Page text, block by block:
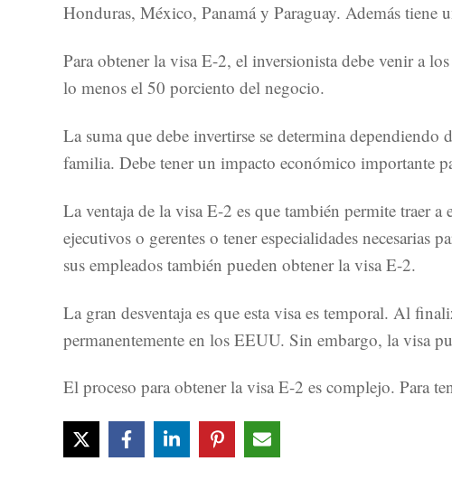
Honduras, México, Panamá y Paraguay. Además
Para obtener la visa E-2, el inversionista debe venir a
lo menos el 50 porciento del negocio.
La suma que debe invertirse se determina
familia. Debe tener un impacto económico importante
La ventaja de la visa E-2 es que también permite traer
ejecutivos o gerentes o tener especialidades necesarias
sus empleados también pueden obtener la visa E-2.
La gran desventaja es que esta visa es temporal. Al
permanentemente en los EEUU. Sin embargo, la visa
El proceso para obtener la visa E-2 es complejo. Para